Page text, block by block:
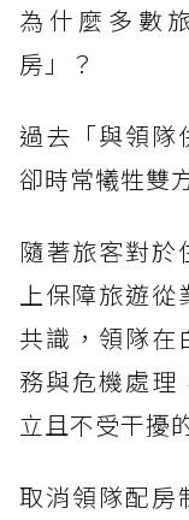
為什麼多數
房」？
過去「與領隊
卻時常犧牲雙
隨著旅客對於
上保障旅遊從
共識，領隊在
務與危機處理
立且不受干擾
取消領隊配房